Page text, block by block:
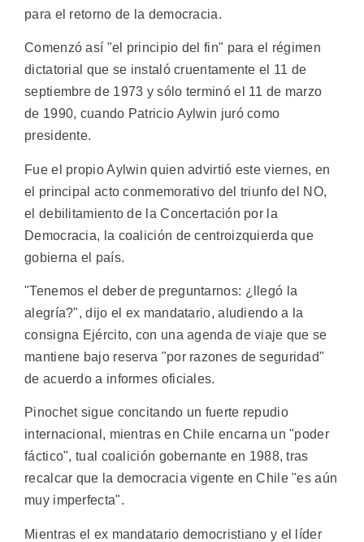
para el retorno de la democracia.
Comenzó así "el principio del fin" para el régimen
dictatorial que se instaló cruentamente el 11 de
septiembre de 1973 y sólo terminó el 11 de marzo
de 1990, cuando Patricio Aylwin juró como
presidente.
Fue el propio Aylwin quien advirtió este viernes, en
el principal acto conmemorativo del triunfo del NO,
el debilitamiento de la Concertación por la
Democracia, la coalición de centroizquierda que
gobierna el país.
"Tenemos el deber de preguntarnos: ¿llegó la
alegría?", dijo el ex mandatario, aludiendo a la
consigna Ejército, con una agenda de viaje que se
mantiene bajo reserva "por razones de seguridad"
de acuerdo a informes oficiales.
Pinochet sigue concitando un fuerte repudio
internacional, mientras en Chile encarna un "poder
fáctico", tual coalición gobernante en 1988, tras
recalcar que la democracia vigente en Chile "es aún
muy imperfecta".
Mientras el ex mandatario democristiano y el líder